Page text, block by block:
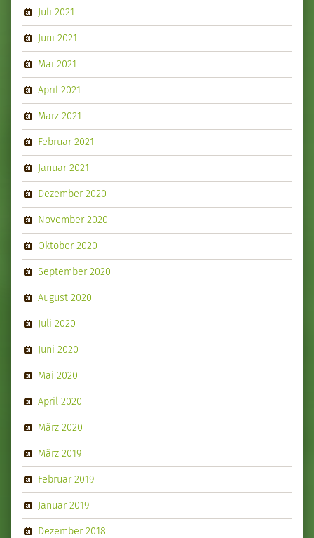
Juli 2021
Juni 2021
Mai 2021
April 2021
März 2021
Februar 2021
Januar 2021
Dezember 2020
November 2020
Oktober 2020
September 2020
August 2020
Juli 2020
Juni 2020
Mai 2020
April 2020
März 2020
März 2019
Februar 2019
Januar 2019
Dezember 2018